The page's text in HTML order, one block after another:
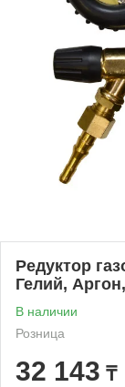
Редуктор
Гелий,
В наличии
Розница
32 143 ₸